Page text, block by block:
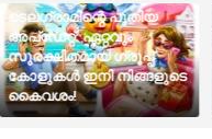
ടെലഗ്രാമിന്റെ പുതിയ
അപ്‌ഡേറ്റ്: ഏറ്റവും
സുരക്ഷിതമായ ഗ്രൂപ്പ്
കോളുകൾ ഇനി നിങ്ങളുടെ
കൈവശം!